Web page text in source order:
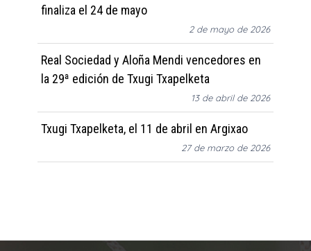
finaliza el 24 de mayo
2 de mayo de 2026
Real Sociedad y Aloña Mendi vencedores en
la 29ª edición de Txugi Txapelketa
13 de abril de 2026
Txugi Txapelketa, el 11 de abril en Argixao
27 de marzo de 2026